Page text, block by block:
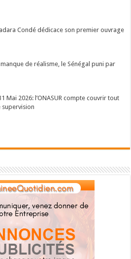
Condé dédicace son premier ouvrage
de réalisme, le Sénégal puni par
Mai 2026: l’ONASUR compte couvrir tout
supervision